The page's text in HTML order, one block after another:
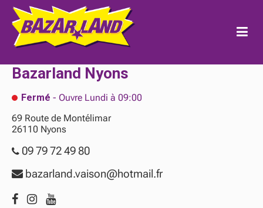
Bazarland Nyons
Fermé - Ouvre Lundi à 09:00
69 Route de Montélimar
26110 Nyons
09 79 72 49 80
bazarland.vaison@hotmail.fr